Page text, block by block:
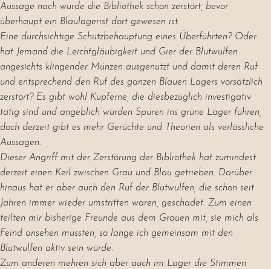
Aussage nach wurde die Bibliothek schon zerstört, bevor
überhaupt ein Blaulagerist dort gewesen ist.
Eine durchsichtige Schutzbehauptung eines Überführten? Oder
hat Jemand die Leichtgläubigkeit und Gier der Blutwulfen
angesichts klingender Münzen ausgenutzt und damit deren Ruf
und entsprechend den Ruf des ganzen Blauen Lagers vorsätzlich
zerstört? Es gibt wohl Kupferne, die diesbezüglich investigativ
tätig sind und angeblich würden Spuren ins grüne Lager führen,
doch derzeit gibt es mehr Gerüchte und Theorien als verlässliche
Aussagen.
Dieser Angriff mit der Zerstörung der Bibliothek hat zumindest
derzeit einen Keil zwischen Grau und Blau getrieben. Darüber
hinaus hat er aber auch den Ruf der Blutwulfen, die schon seit
Jahren immer wieder umstritten waren, geschadet. Zum einen
teilten mir bisherige Freunde aus dem Grauen mit, sie mich als
Feind ansehen müssten, so lange ich gemeinsam mit den
Blutwulfen aktiv sein würde.
Zum anderen mehren sich aber auch im Lager die Stimmen